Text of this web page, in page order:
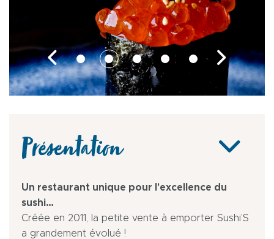
Présentation
Un restaurant unique pour l'excellence du
sushi…
Créée en 2011, la petite vente à emporter Sushi’S
a grandement évolué !